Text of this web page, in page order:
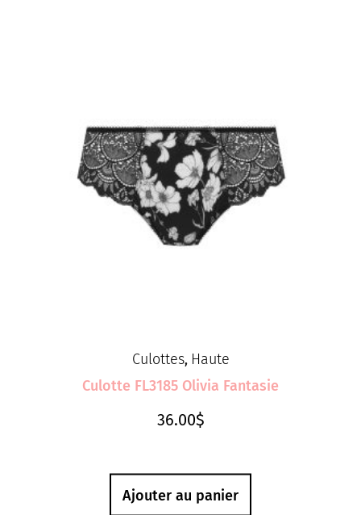
Culottes, Haute
Culotte FL3185 Olivia Fantasie
36.00$
Ajouter au panier